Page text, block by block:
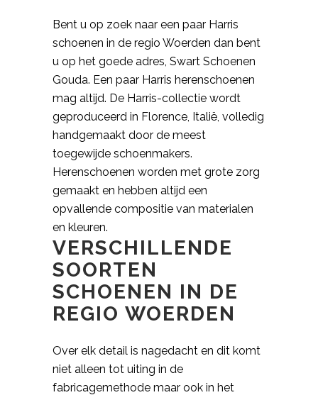
Bent u op zoek naar een paar Harris
schoenen in de regio Woerden dan bent
u op het goede adres, Swart Schoenen
Gouda. Een paar Harris herenschoenen
mag altijd. De Harris-collectie wordt
geproduceerd in Florence, Italië, volledig
handgemaakt door de meest
toegewijde schoenmakers.
Herenschoenen worden met grote zorg
gemaakt en hebben altijd een
opvallende compositie van materialen
en kleuren.
VERSCHILLENDE
SOORTEN
SCHOENEN IN DE
REGIO WOERDEN
Over elk detail is nagedacht en dit komt
niet alleen tot uiting in de
fabricagemethode maar ook in het